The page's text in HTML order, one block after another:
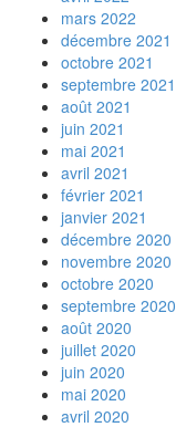
mars 2022
décembre 2021
octobre 2021
septembre 2021
août 2021
juin 2021
mai 2021
avril 2021
février 2021
janvier 2021
décembre 2020
novembre 2020
octobre 2020
septembre 2020
août 2020
juillet 2020
juin 2020
mai 2020
avril 2020